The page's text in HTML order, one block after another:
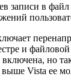
записи в файл
и
но
выше Vista ее